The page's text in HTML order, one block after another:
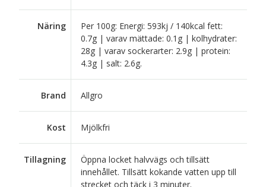
Näring
Per 100g: Energi: 593kj / 140kcal fett:
0.7g | varav mättade: 0.1g | kolhydrater:
28g | varav sockerarter: 2.9g | protein:
4.3g | salt: 2.6g.
Brand Allgro
Kost Mjölkfri
Tillagning
Öppna locket halvvägs och tillsätt
innehållet. Tillsätt kokande vatten upp till
strecket och täck i 3 minuter.